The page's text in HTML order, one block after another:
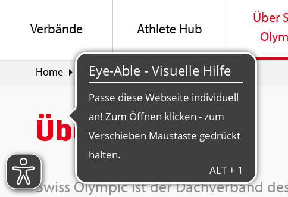
Ver­bän­de Ath­le­te Hub
Über
Home Über Swiss Olym­pic Über uns
Über uns
Swiss Olym­pic ist der Dach­ver­band